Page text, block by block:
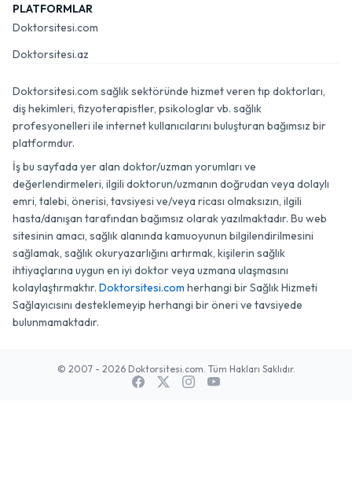
PLATFORMLAR
Doktorsitesi.com
Doktorsitesi.az
Doktorsitesi.com sağlık sektöründe hizmet veren tıp doktorları,
diş hekimleri, fizyoterapistler, psikologlar vb. sağlık
profesyonelleri ile internet kullanıcılarını buluşturan bağımsız bir
platformdur.
İş bu sayfada yer alan doktor/uzman yorumları ve
değerlendirmeleri, ilgili doktorun/uzmanın doğrudan veya dolaylı
emri, talebi, önerisi, tavsiyesi ve/veya ricası olmaksızın, ilgili
hasta/danışan tarafından bağımsız olarak yazılmaktadır. Bu web
sitesinin amacı, sağlık alanında kamuoyunun bilgilendirilmesini
sağlamak, sağlık okuryazarlığını artırmak, kişilerin sağlık
ihtiyaçlarına uygun en iyi doktor veya uzmana ulaşmasını
kolaylaştırmaktır. Doktorsitesi.com herhangi bir Sağlık Hizmeti
Sağlayıcısını desteklemeyip herhangi bir öneri ve tavsiyede
bulunmamaktadır.
© 2007 - 2026 Doktorsitesi.com. Tüm Hakları Saklıdır.